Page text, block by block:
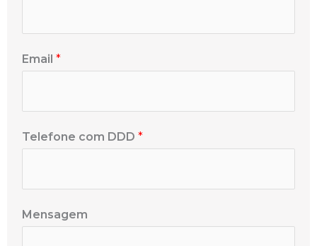
Email *
Telefone com DDD *
Mensagem